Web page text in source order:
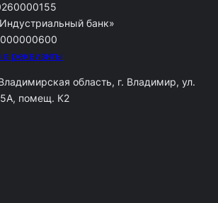
банк»
реквизиты
область, г. Владимир, ул.
помещ. К2